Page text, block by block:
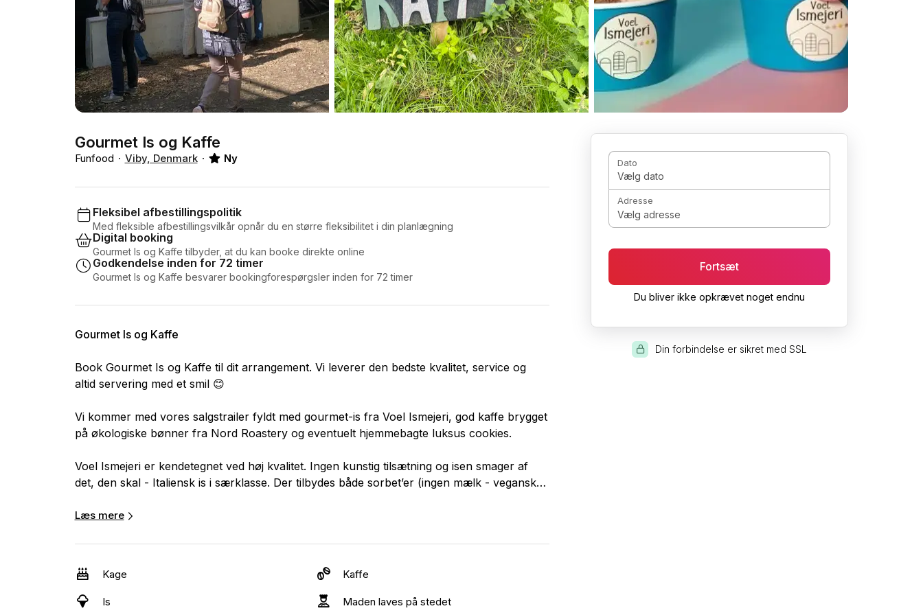
Gourmet Is og Kaffe
Funfood Viby, Denmark Ny
Fleksibel afbestillingspolitik
Med fleksible afbestillingsvilkår opnår du en større fleksibilitet i din planlægning
Digital booking
Gourmet Is og Kaffe tilbyder, at du kan booke direkte online
Godkendelse inden for 72 timer
Gourmet Is og Kaffe besvarer bookingforespørgsler inden for 72 timer
Gourmet Is og Kaffe
Book Gourmet Is og Kaffe til dit arrangement. Vi leverer den bedste kvalitet, service og
altid servering med et smil 😊
Vi kommer med vores salgstrailer fyldt med gourmet-is fra Voel Ismejeri, god kaffe brygget
på økologiske bønner fra Nord Roastery og eventuelt hjemmebagte luksus cookies.
Voel Ismejeri er kendetegnet ved høj kvalitet. Ingen kunstig tilsætning og isen smager af
det, den skal - Italiensk is i særklasse. Der tilbydes både sorbet’er (ingen mælk - vegansk)
netop vundet 3. pladsen i Mejeriforeningens kåring af årets gourmet-is.
Vi har typisk 2-3 varianter af sorbet og 4-5 varianter af mælkeis med i vores is/kaffe-
vogn.
Vi laver alle slags specialkaffe - også iskaffe. Nord Roastery er et lille risteri nord for
Læs mere
Kage Kaffe
Is Maden laves på stedet
Dato
Vælg dato
Adresse
Vælg adresse
Fortsæt
Du bliver ikke opkrævet noget endnu
Din forbindelse er sikret med SSL